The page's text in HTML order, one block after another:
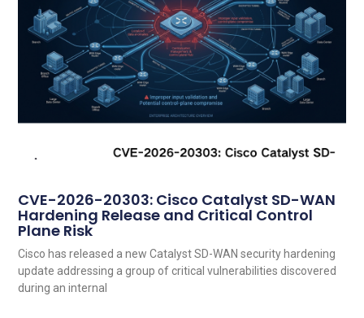
CVE-2026-20303: Cisco Catalyst SD-WAN
Hardening Release and Critical Control
Plane Risk
Cisco has released a new Catalyst SD-WAN security hardening
update addressing a group of critical vulnerabilities discovered
during an internal